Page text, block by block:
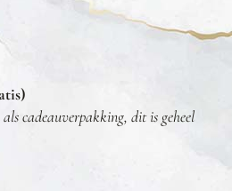
cadeauverpakking, dit is geheel